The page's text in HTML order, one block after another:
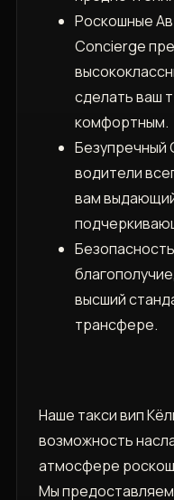
Роскошные
Concierge
сделать ваш
комфортным.
Безупречный
водители
вам
высший
трансфере.
Наше такси вип
возможность
атмосфере
Мы